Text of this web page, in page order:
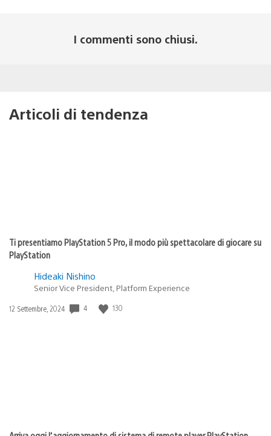
I commenti sono chiusi.
Articoli di tendenza
Ti presentiamo PlayStation 5 Pro, il modo più spettacolare di giocare su
PlayStation
Hideaki Nishino
Senior Vice President, Platform Experience
Data
12 Settembre, 2024 4 130